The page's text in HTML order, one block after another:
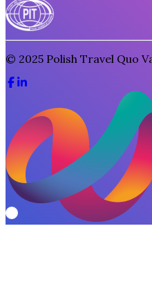
© 2025 Polish Travel Quo